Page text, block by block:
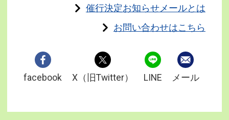
催行決定お知らせメールとは
お問い合わせはこちら
facebook X（旧Twitter） LINE メール